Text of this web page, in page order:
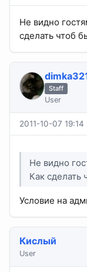
Не видно
сделать чтоб
Staff
User
2011-10-07 19:14
Не видно
Как сделать
Условие на
Кислый
User